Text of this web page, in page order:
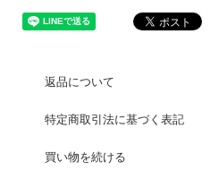
返品について
特定商取引法に基づく表記
買い物を続ける